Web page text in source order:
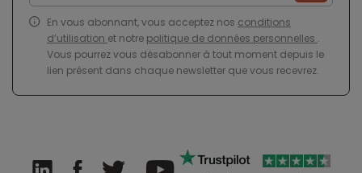
En vous abonnant, vous acceptez nos conditions
d’utilisation et notre politique de données personnelles .
Vous pourrez vous désabonner à tout moment depuis le
lien présent dans chaque newsletter que vous recevrez.